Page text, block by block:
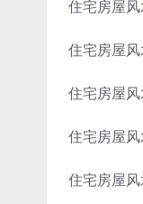
住宅房屋
住宅房屋
住宅房屋
住宅房屋
住宅房屋